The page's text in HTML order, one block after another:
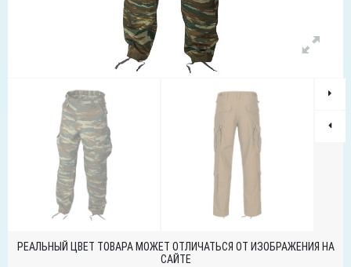
РЕАЛЬНЫЙ ЦВЕТ ТОВАРА МОЖЕТ ОТЛИЧАТЬСЯ ОТ ИЗОБРАЖЕНИЯ НА
САЙТЕ